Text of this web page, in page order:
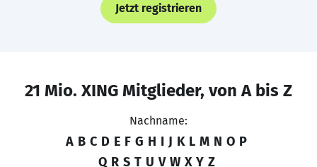
Jetzt registrieren
21 Mio. XING Mitglieder, von A bis Z
Nachname:
A B C D E F G H I J K L M N O P
Q R S T U V W X Y Z